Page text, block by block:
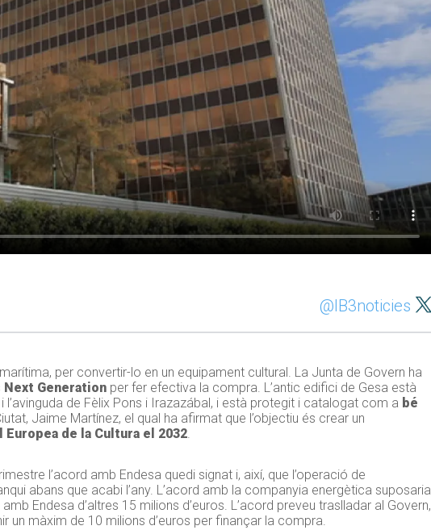
@IB3noticies
per convertir-lo en un equipament cultural. La Junta de Govern ha
Next Generation per fer efectiva la compra. L’antic edifici de Gesa està
de Fèlix Pons i Irazazábal, i està protegit i catalogat com a bé
Jaime Martínez, el qual ha afirmat que l’objectiu és crear un
Europea de la Cultura el 2032.
l’acord amb Endesa quedi signat i, així, que l’operació de
abans que acabi l’any. L’acord amb la companyia energètica suposaria
Endesa d’altres 15 milions d’euros. L’acord preveu traslladar al Govern,
un màxim de 10 milions d’euros per finançar la compra.